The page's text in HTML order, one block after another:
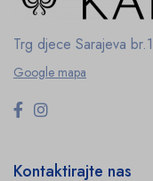
Trg djece Sarajeva br.1
Google mapa
Kontaktirajte nas